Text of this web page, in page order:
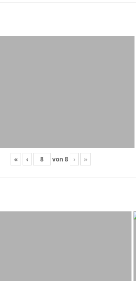
« ‹ von 8 › »